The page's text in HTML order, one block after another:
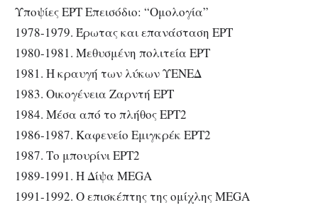
Υποψίες ΕΡΤ Επεισόδιο: “Ομολογία”
1978-1979. Έρωτας και επανάσταση ΕΡΤ
1980-1981. Μεθυσμένη πολιτεία ΕΡΤ
1981. Η κραυγή των λύκων ΥΕΝΕΔ
1983. Οικογένεια Ζαρντή ΕΡΤ
1984. Μέσα από το πλήθος ΕΡΤ2
1986-1987. Καφενείο Εμιγκρέκ ΕΡΤ2
1987. Το μπουρίνι ΕΡΤ2
1989-1991. Η Δίψα MEGA
1991-1992. Ο επισκέπτης της ομίχλης MEGA